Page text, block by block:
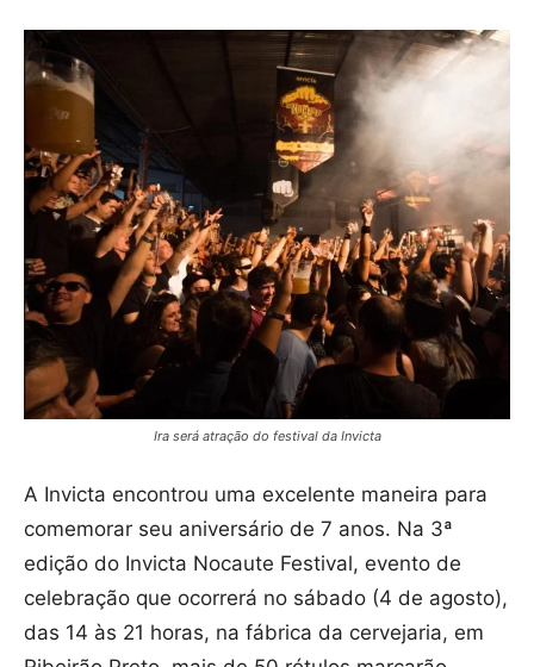
Ira será atração do festival da Invicta
A Invicta encontrou uma excelente maneira para
comemorar seu aniversário de 7 anos. Na 3ª
edição do Invicta Nocaute Festival, evento de
celebração que ocorrerá no sábado (4 de agosto),
das 14 às 21 horas, na fábrica da cervejaria, em